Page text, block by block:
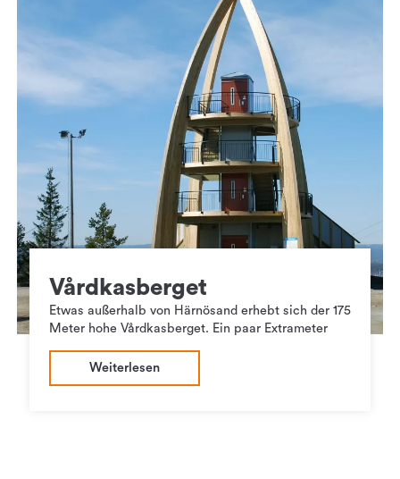
Vårdkasberget
Etwas außerhalb von Härnösand erhebt sich der 175
Meter hohe Vårdkasberget. Ein paar Extrameter
Weiterlesen